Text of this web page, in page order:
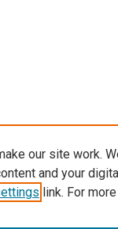
our site work.
and your
link. For